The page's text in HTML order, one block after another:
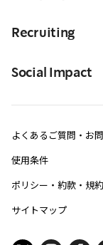
Recruiting
Social Impact
よくあるご質問・お
使用条件
ポリシー・約款・規
サイトマップ